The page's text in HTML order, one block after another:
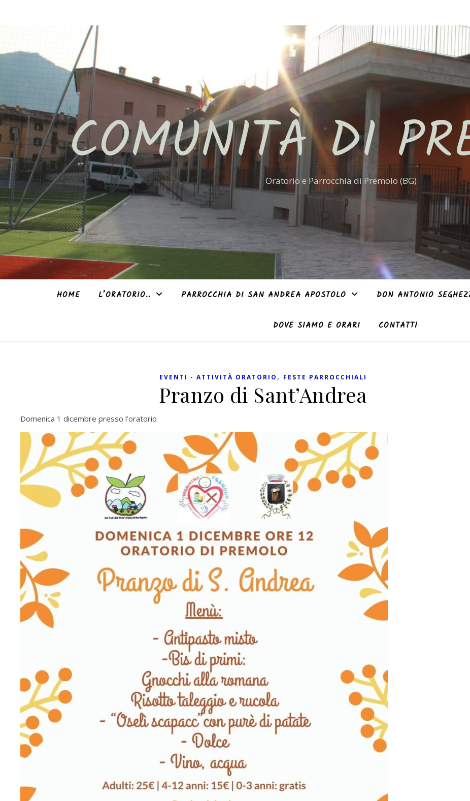
COMUNITÀ DI
Oratorio e Parrocchia di Premolo (BG)
HOME L’ORATORIO.. PARROCCHIA DI SAN ANDREA APOSTOLO DON ANTONIO
DOVE SIAMO E ORARI CONTATTI
EVENTI - ATTIVITÀ ORATORIO , FESTE PARROCCHIALI
Pranzo di Sant’Andrea
Domenica 1 dicembre presso l’oratorio